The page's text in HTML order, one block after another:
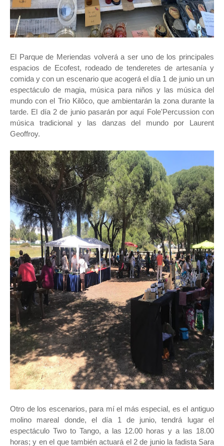
El Parque de Meriendas volverá a ser uno de los principales
espacios de Ecofest, rodeado de tenderetes de artesanía y
comida y con un escenario que acogerá el día 1 de junio un un
espectáculo de magia, música para niños y las música del
mundo con el Trio Kilôco, que ambientarán la zona durante la
tarde. El día 2 de junio pasarán por aquí Fole'Percussion con
música tradicional y las danzas del mundo por Laurent
Geoffroy.
Otro de los escenarios, para mí el más especial, es el antiguo
molino mareal donde, el día 1 de junio, tendrá lugar el
espectáculo Two to Tango, a las 12.00 horas y a las 18.00
horas; y en el que también actuará el 2 de junio la fadista Sara